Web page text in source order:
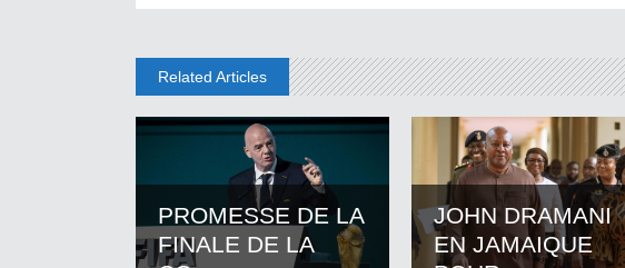
Related Articles
PROMESSE DE LA
FINALE DE LA
JOHN DRAMANI
EN JAMAIQUE